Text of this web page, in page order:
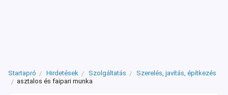
Startapró Hirdetések Szolgáltatás
Szerelés, javítás, építkezés
asztalos és faipari munka